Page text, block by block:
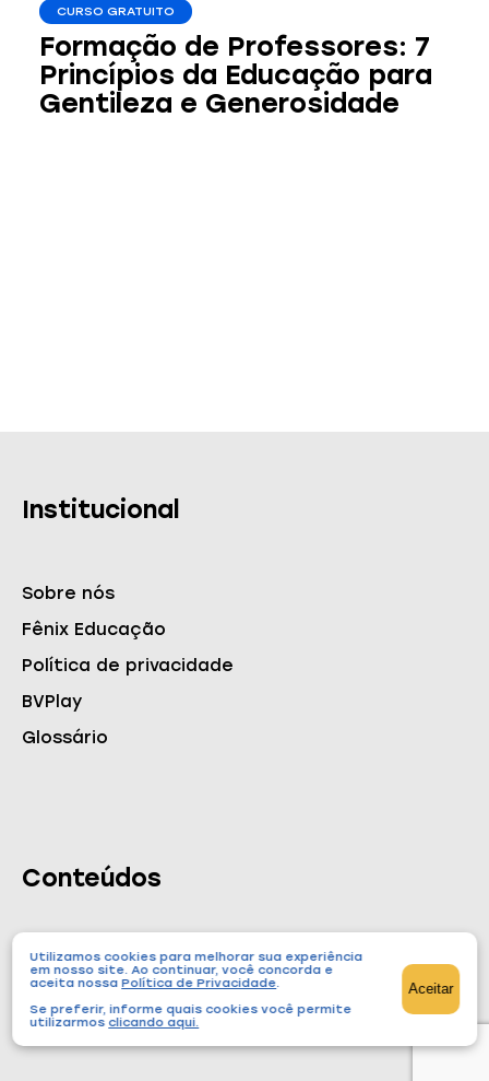
Utilizamos cookies para melhorar sua experiência
em nosso site. Ao continuar, você concorda e
aceita nossaPolítica de Privacidade.
Se preferir, informe quais cookies você permite
utilizarmosclicando aqui.
Aceitar
CURSO GRATUITO
Formação de Professores: 7
Princípios da Educação para
Gentileza e Generosidade
Institucional
Sobre nós
Fênix Educação
Política de privacidade
BVPlay
Glossário
Conteúdos
Cursos
Podcast